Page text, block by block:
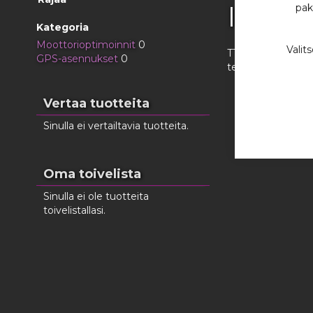
TT-Speed
teollisuuden
Kategoria
Moottorioptimoinnit 0
GPS-asennukset 0
Vertaa tuotteita
Sinulla ei vertailtavia tuotteita.
Oma toivelista
Sinulla ei ole tuotteita
toivelistallasi.